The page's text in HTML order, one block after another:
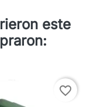
este
favorite_border